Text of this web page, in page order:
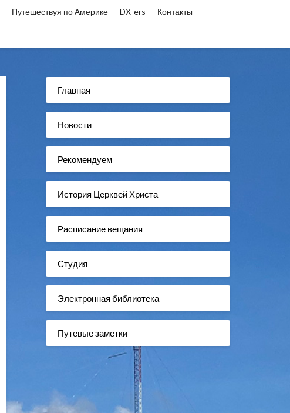
Путешествуя по Америке DX-ers Контакты
Главная
Новости
Рекомендуем
История Церквей Христа
Расписание вещания
Студия
Электронная библиотека
Путевые заметки